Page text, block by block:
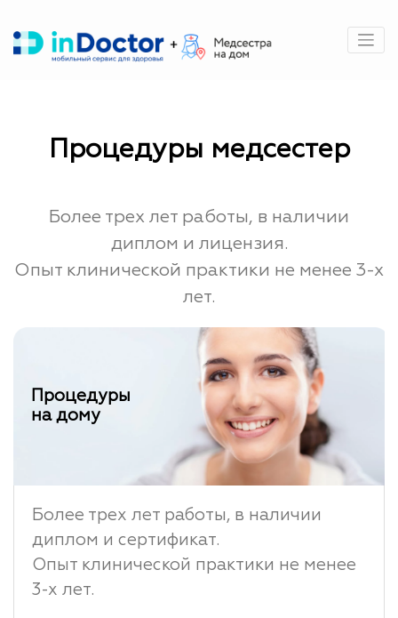
содержимому
Процедуры медсестер
Более трех лет работы, в наличии
диплом и лицензия.
Опыт клинической практики не менее 3-х
лет.
Процедуры
на дому
Более трех лет работы, в наличии
диплом и сертификат.
Опыт клинической практики не менее
3-х лет.